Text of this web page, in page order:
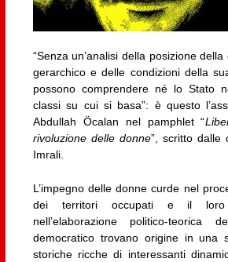
“Senza un’analisi della posizione
gerarchico e delle condizioni della
possono comprendere né lo Stato
classi su cui si basa”: è questo
Abdullah Öcalan nel pamphlet “
rivoluzione delle donne”, scritto dalle
Imrali.
L’impegno delle donne curde nel
dei territori occupati e il loro
nell’elaborazione politico-teorica
democratico trovano origine in una
storiche ricche di interessanti